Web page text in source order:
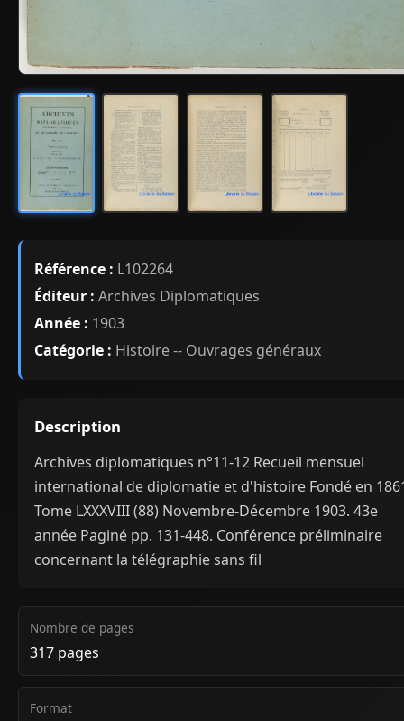
Référence : L102264
Éditeur : Archives Diplomatiques
Année : 1903
Catégorie : Histoire -- Ouvrages généraux
Description
Archives diplomatiques n°11-12 Recueil mensuel
international de diplomatie et d'histoire Fondé en
Tome LXXXVIII (88) Novembre-Décembre 1903. 43e
année Paginé pp. 131-448. Conférence préliminaire
concernant la télégraphie sans fil
Nombre de pages
317 pages
Format